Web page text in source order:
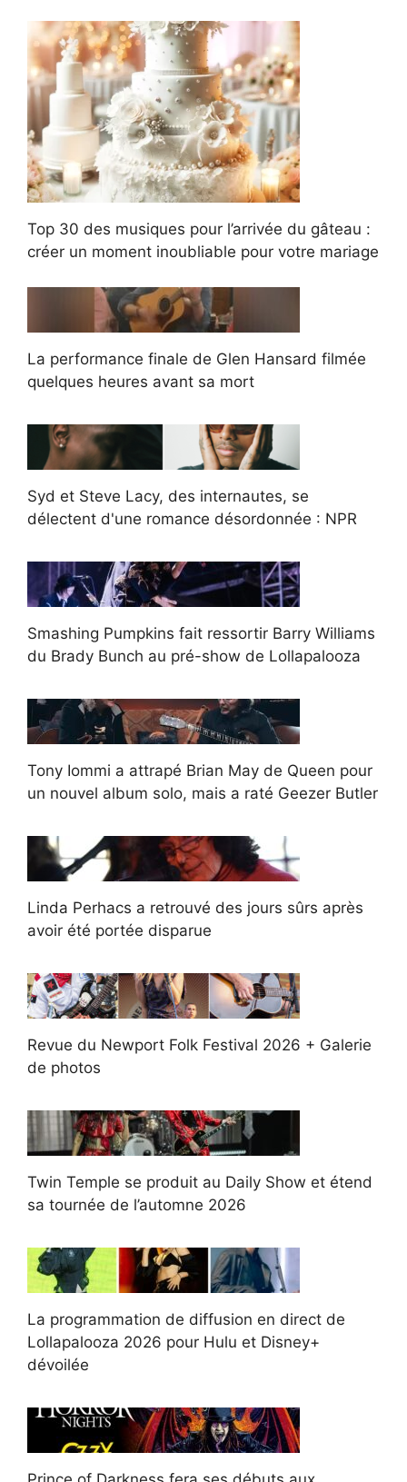
Top 30 des musiques pour l’arrivée du gâteau :
créer un moment inoubliable pour votre mariage
La performance finale de Glen Hansard filmée
quelques heures avant sa mort
Syd et Steve Lacy, des internautes, se
délectent d'une romance désordonnée : NPR
Smashing Pumpkins fait ressortir Barry Williams
du Brady Bunch au pré-show de Lollapalooza
Tony Iommi a attrapé Brian May de Queen pour
un nouvel album solo, mais a raté Geezer Butler
Linda Perhacs a retrouvé des jours sûrs après
avoir été portée disparue
Revue du Newport Folk Festival 2026 + Galerie
de photos
Twin Temple se produit au Daily Show et étend
sa tournée de l’automne 2026
La programmation de diffusion en direct de
Lollapalooza 2026 pour Hulu et Disney+
dévoilée